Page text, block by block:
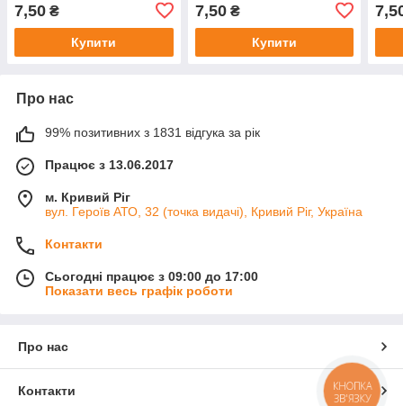
7,50 ₴
Купити
7,50₴
Купити
Про нас
99% позитивних з 1831 відгука за рік
Працює з 13.06.2017
м. Кривий Ріг
вул. Героїв АТО, 32 (точка видачі), Кривий Ріг, Україна
Контакти
Сьогодні працює з 09:00 до 17:00
Показати весь графік роботи
Про нас
Контакти
КНОПКА
ЗВ'ЯЗКУ